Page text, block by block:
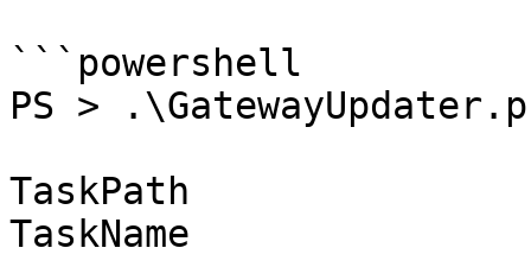
```powershell
PS >
TaskPath
TaskName